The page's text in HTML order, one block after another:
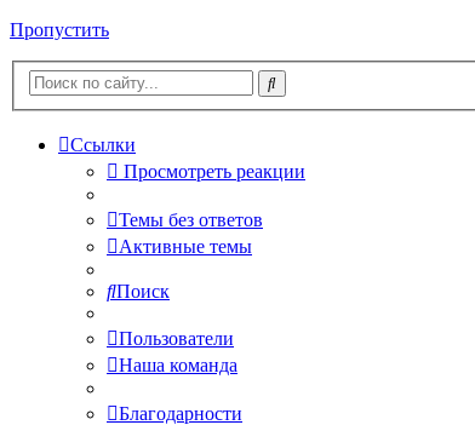
Пропустить
Ссылки
Просмотреть реакции
Темы без ответов
Активные темы
Поиск
Пользователи
Наша команда
Благодарности